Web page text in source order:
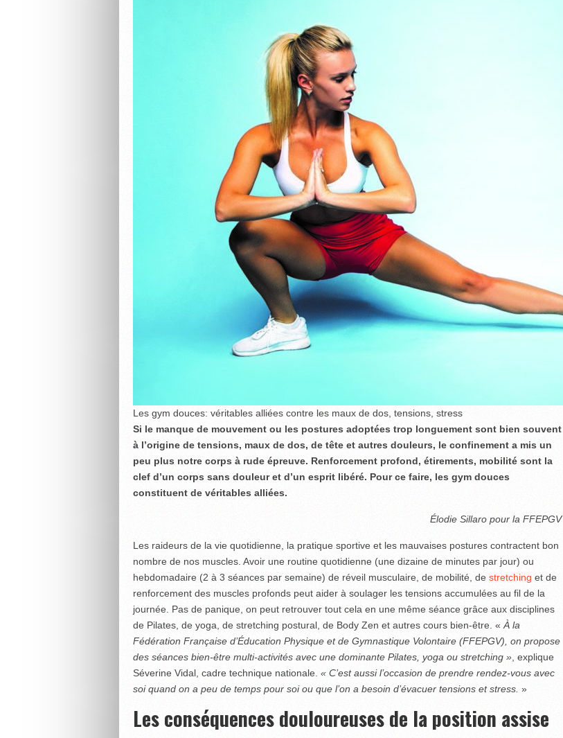
Les gym douces: véritables alliées contre les maux de dos, tensions, stress
Si le manque de mouvement ou les postures adoptées trop longuement sont bien souvent
à l’origine de tensions, maux de dos, de tête et autres douleurs, le confinement a mis un
peu plus notre corps à rude épreuve. Renforcement profond, étirements, mobilité sont la
clef d’un corps sans douleur et d’un esprit libéré. Pour ce faire, les gym douces
constituent de véritables alliées.
Élodie Sillaro pour la FFEPGV
Les raideurs de la vie quotidienne, la pratique sportive et les mauvaises postures contractent bon
nombre de nos muscles. Avoir une routine quotidienne (une dizaine de minutes par jour) ou
hebdomadaire (2 à 3 séances par semaine) de réveil musculaire, de mobilité, de stretching et de
renforcement des muscles profonds peut aider à soulager les tensions accumulées au fil de la
journée. Pas de panique, on peut retrouver tout cela en une même séance grâce aux disciplines
de Pilates, de yoga, de stretching postural, de Body Zen et autres cours bien-être. « À la
Fédération Française d’Éducation Physique et de Gymnastique Volontaire (FFEPGV), on propose
des séances bien-être multi-activités avec une dominante Pilates, yoga ou stretching », explique
Séverine Vidal, cadre technique nationale. « C’est aussi l’occasion de prendre rendez-vous avec
soi quand on a peu de temps pour soi ou que l’on a besoin d’évacuer tensions et stress. »
Les conséquences douloureuses de la position assise